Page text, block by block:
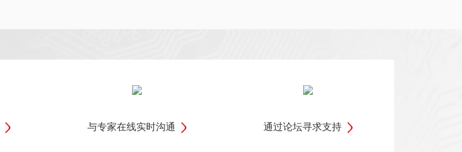
与专家在线实时沟通 通过论坛寻求支持